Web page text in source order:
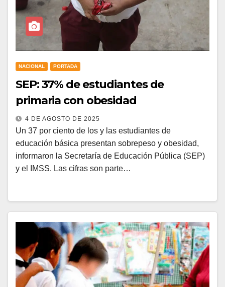
NACIONAL PORTADA
SEP: 37% de estudiantes de
primaria con obesidad
4 DE AGOSTO DE 2025
Un 37 por ciento de los y las estudiantes de
educación básica presentan sobrepeso y obesidad,
informaron la Secretaría de Educación Pública (SEP)
y el IMSS. Las cifras son parte…